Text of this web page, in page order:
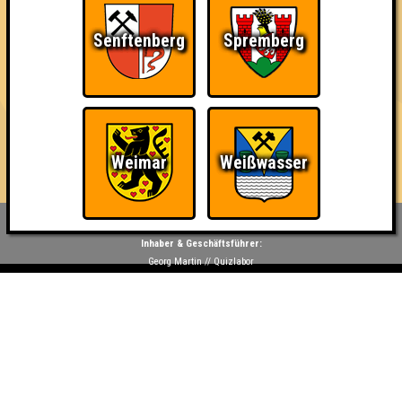
10 34
7. Team Uschis
9 34
8. Die Rateratten
8
Inhaber & Geschäftsführer:
Georg Martin // Quizlabor
Senftenberg Spremberg
Weimar Weißwasser